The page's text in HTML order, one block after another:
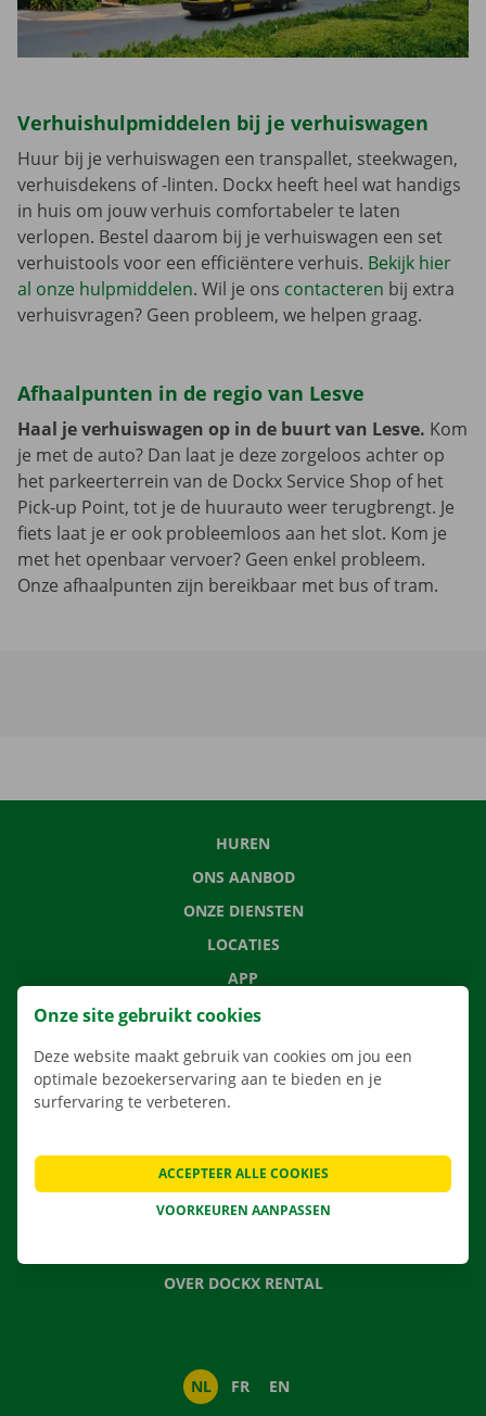
Verhuishulpmiddelen bij je verhuiswagen
Huur bij je verhuiswagen een transpallet, steekwagen,
verhuisdekens of -linten. Dockx heeft heel wat handigs
in huis om jouw verhuis comfortabeler te laten
verlopen. Bestel daarom bij je verhuiswagen een set
verhuistools voor een efficiëntere verhuis. Bekijk hier
al onze hulpmiddelen. Wil je ons contacteren bij extra
verhuisvragen? Geen probleem, we helpen graag.
Afhaalpunten in de regio van Lesve
Haal je verhuiswagen op in de buurt van Lesve. Kom
je met de auto? Dan laat je deze zorgeloos achter op
het parkeerterrein van de Dockx Service Shop of het
Pick-up Point, tot je de huurauto weer terugbrengt. Je
fiets laat je er ook probleemloos aan het slot. Kom je
met het openbaar vervoer? Geen enkel probleem.
Onze afhaalpunten zijn bereikbaar met bus of tram.
HUREN
ONS AANBOD
ONZE DIENSTEN
LOCATIES
APP
VERHUISOPLOSSINGEN
CONTACTEER ONS
NIEUWS
CADEAUBON
OVER DOCKX RENTAL
NL FR EN
Onze site gebruikt cookies
Deze website maakt gebruik van cookies om jou een
optimale bezoekerservaring aan te bieden en je
surfervaring te verbeteren.
VOORKEUREN AANPASSEN
ACCEPTEER ALLE COOKIES